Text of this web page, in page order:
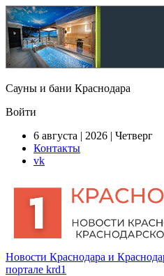
Сауны и бани Краснодара
Войти
6 августа | 2026 | Четверг
Контакты
vk
Новости Краснодара и
портале krd1